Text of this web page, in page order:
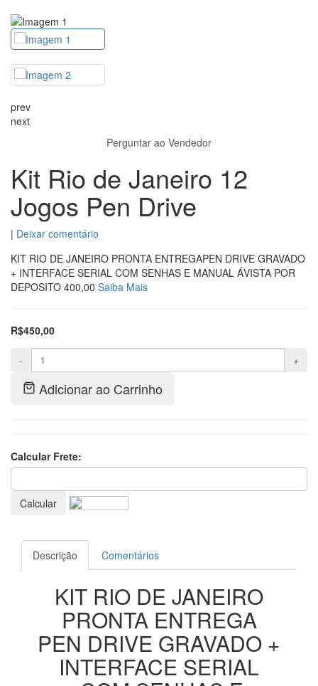
prev
next
Perguntar ao Vendedor
Kit Rio de Janeiro 12
Jogos Pen Drive
| Deixar comentário
KIT RIO DE JANEIRO PRONTA ENTREGAPEN DRIVE GRAVADO
+ INTERFACE SERIAL COM SENHAS E MANUAL ÁVISTA POR
DEPOSITO 400,00 Saiba Mais
R$450,00
- +
Adicionar ao Carrinho
Calcular Frete:
Calcular
Descrição Comentários
KIT RIO DE JANEIRO
PRONTA ENTREGA
PEN DRIVE GRAVADO +
INTERFACE SERIAL